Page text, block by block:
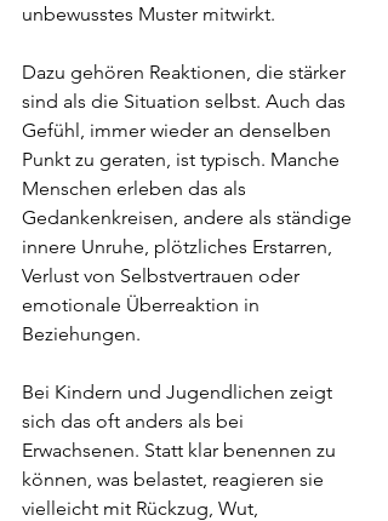
unbewusstes Muster mitwirkt.
Dazu gehören Reaktionen, die stärker
sind als die Situation selbst. Auch das
Gefühl, immer wieder an denselben
Punkt zu geraten, ist typisch. Manche
Menschen erleben das als
Gedankenkreisen, andere als ständige
innere Unruhe, plötzliches Erstarren,
Verlust von Selbstvertrauen oder
emotionale Überreaktion in
Beziehungen.
Bei Kindern und Jugendlichen zeigt
sich das oft anders als bei
Erwachsenen. Statt klar benennen zu
können, was belastet, reagieren sie
vielleicht mit Rückzug, Wut,